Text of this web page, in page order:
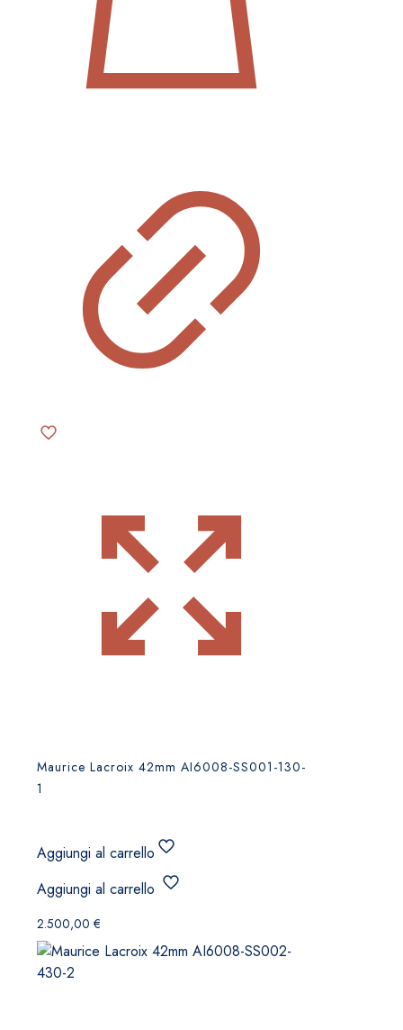
Maurice Lacroix 42mm AI6008-SS001-130-
1
Aggiungi al carrello
Aggiungi al carrello
2.500,00 €